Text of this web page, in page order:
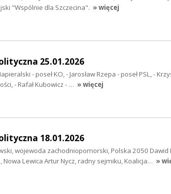
"Wspólnie dla Szczecina". » więcej
25.01.2026
- poseł KO, - Jarosław Rzepa - poseł PSL, -
- Rafał Kubowicz - … » więcej
18.01.2026
wojewoda zachodniopomorski, Polska 2050
Lewica Artur Nycz, radny sejmiku, Koalicja… »